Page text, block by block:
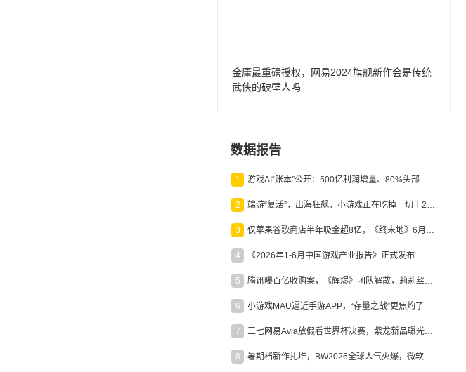
金庸最重磅授权，网易2024旗舰新作会是传统
武侠的破壁人吗
数据报告
1 游戏AI“账本”公开：500亿利润增量、80%头部入局，谁在闷声发财？
2 端游“复活”，出海狂飙，小游戏正在吃掉一切｜2026上半年产业报告
3 仅苹果谷歌商店半年吸金超8亿，《终末地》6月份收入显著回暖
4 《2026年1-6月中国游戏产业报告》正式发布
5 腾讯曝百亿收购案，《辉烬》团队解散，莉莉丝新作曝光｜陀螺周报
6 小游戏MAU逼近手游APP，“存量之战”更焦灼了
7 三七网易Avia放假看世界杯决赛，紫龙新品曝光，米哈游新作上线 | 陀螺周报
8 暑期档新作扎堆，BW2026全球人气火爆，微软XBOX大裁员|陀螺周报